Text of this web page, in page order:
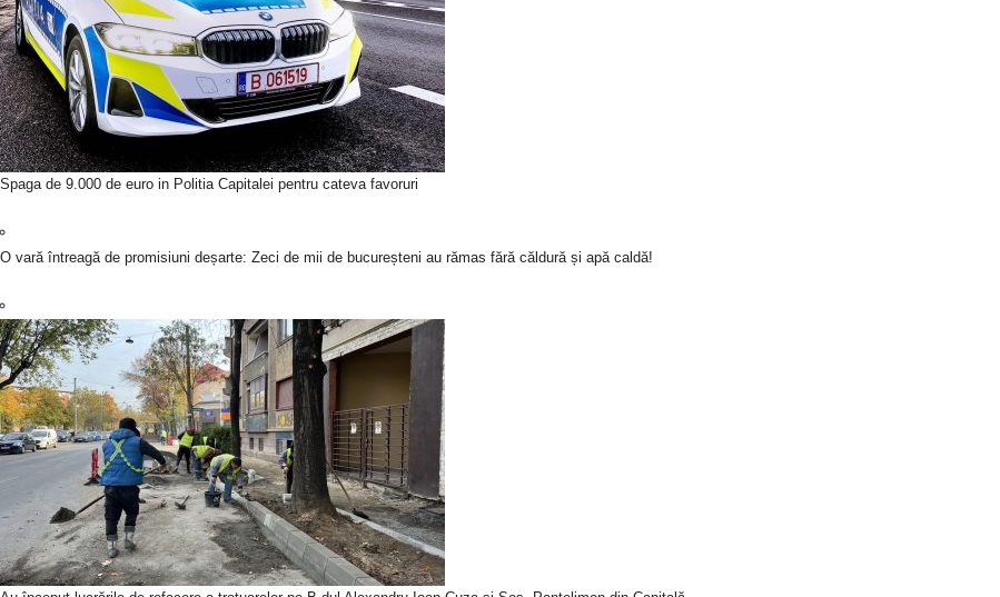
Spaga de 9.000 de euro in Politia Capitalei pentru cateva favoruri
O vară întreagă de promisiuni deșarte: Zeci de mii de bucureșteni au rămas fără căldură și apă caldă!